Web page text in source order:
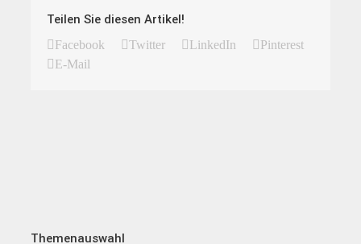
Teilen Sie diesen Artikel!
Facebook Twitter LinkedIn
Pinterest
E-Mail
Themenauswahl